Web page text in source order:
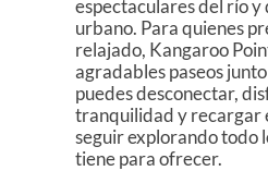
espectaculares del río y
urbano. Para quienes
relajado, Kangaroo
agradables paseos
puedes desconectar,
tranquilidad y recargar
seguir explorando todo
tiene para ofrecer.